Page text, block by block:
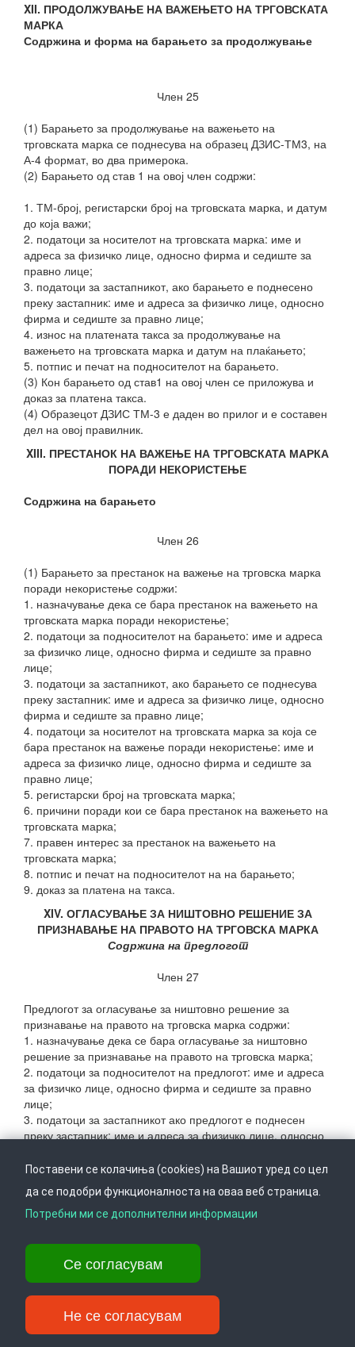
XII. ПРОДОЛЖУВАЊЕ НА ВАЖЕЊЕТО НА ТРГОВСКАТА
МАРКА
Содржина и форма на барањето за продолжување
Член 25
(1) Барањето за продолжување на важењето на
трговската марка се поднесува на образец ДЗИС-ТМ3, на
А-4 формат, во два примерока.
(2) Барањето од став 1 на овој член содржи:
1. ТМ-број, регистарски број на трговската марка, и датум
до која важи;
2. податоци за носителот на трговската марка: име и
адреса за физичко лице, односно фирма и седиште за
правно лице;
3. податоци за застапникот, ако барањето е поднесено
преку застапник: име и адреса за физичко лице, односно
фирма и седиште за правно лице;
4. износ на платената такса за продолжување на
важењето на трговската марка и датум на плаќањето;
5. потпис и печат на подносителот на барањето.
(3) Кон барањето од став1 на овој член се приложува и
доказ за платена такса.
(4) Образецот ДЗИС ТМ-3 е даден во прилог и е составен
дел на овој правилник.
XIII. ПРЕСТАНОК НА ВАЖЕЊЕ НА ТРГОВСКАТА МАРКА
ПОРАДИ НЕКОРИСТЕЊЕ
Содржина на барањето
Член 26
(1) Барањето за престанок на важење на трговска марка
поради некористење содржи:
1. назначување дека се бара престанок на важењето на
трговската марка поради некористење;
2. податоци за подносителот на барањето: име и адреса
за физичко лице, односно фирма и седиште за правно
лице;
3. податоци за застапникот, ако барањето се поднесува
преку застапник: име и адреса за физичко лице, односно
фирма и седиште за правно лице;
4. податоци за носителот на трговската марка за која се
бара престанок на важење поради некористење: име и
адреса за физичко лице, односно фирма и седиште за
правно лице;
5. регистарски број на трговската марка;
6. причини поради кои се бара престанок на важењето на
трговската марка;
7. правен интерес за престанок на важењето на
трговската марка;
8. потпис и печат на подносителот на на барањето;
9. доказ за платена на такса.
XIV. ОГЛАСУВАЊЕ ЗА НИШТОВНО РЕШЕНИЕ ЗА
ПРИЗНАВАЊЕ НА ПРАВОТО НА ТРГОВСКА МАРКА
Содржина на предлогот
Член 27
Предлогот за огласување за ништовно решение за
признавање на правото на трговска марка содржи:
1. назначување дека се бара огласување за ништовно
решение за признавање на правото на трговска марка;
2. податоци за подносителот на предлогот: име и адреса
за физичко лице, односно фирма и седиште за правно
лице;
3. податоци за застапникот ако предлогот е поднесен
преку застапник: име и адреса за физичко лице, односно
4. податоци за носителот на трговска марка за која се
бара огласување решението за ништовно: име и адреса
за физичко лице, односно фирма и седиште за правно
лице;
огласување решението за ништовно;
6. причини поради кои се поднесува предлогот за
огласување решението за ништовно и докази за тие
причини;
7. правен интерес за огласување на ништовноста;
8. потпис и печат на подносителот на предлогот;
Поставени се колачиња (cookies) на Вашиот уред со цел
да се подобри функционалноста на оваа веб страница.
Потребни ми се дополнителни информации
Се согласувам
Не се согласувам